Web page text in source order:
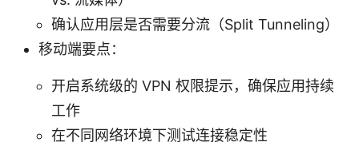
确认应用层是否需要分流（Split Tunneling）
移动端要点：
开启系统级的 VPN 权限提示，确保应用持续
工作
在不同网络环境下测试连接稳定性